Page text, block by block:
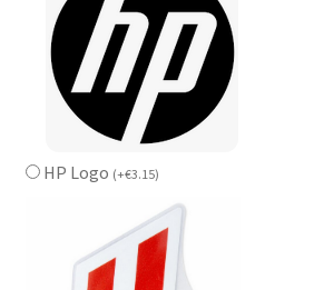
HP Logo (+€3.15)